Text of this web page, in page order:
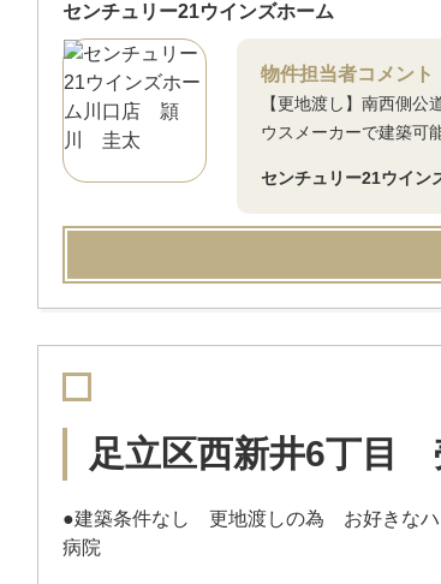
センチュリー21ウインズホーム
物件担当者コメント
【更地渡し】南西側
ウスメーカーで建築可
センチュリー21ウイ
足立区西新井6丁目
●建築条件なし 更地渡しの為 お好きな
病院